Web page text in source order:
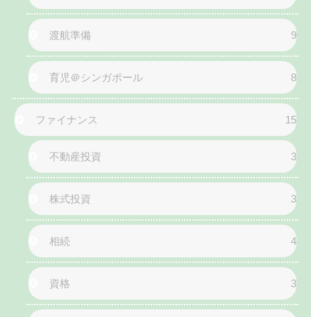
渡航準備 9
育児＠シンガポール 8
ファイナンス 15
不動産投資 3
株式投資 3
相続 4
資格 3